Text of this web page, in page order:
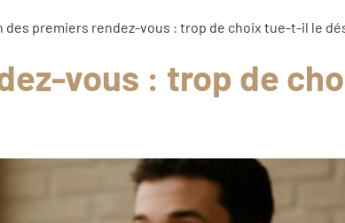
des premiers rendez-vous : trop de choix tue-t-il le
vous : trop de